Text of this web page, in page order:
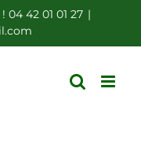
42 01 01 27 |